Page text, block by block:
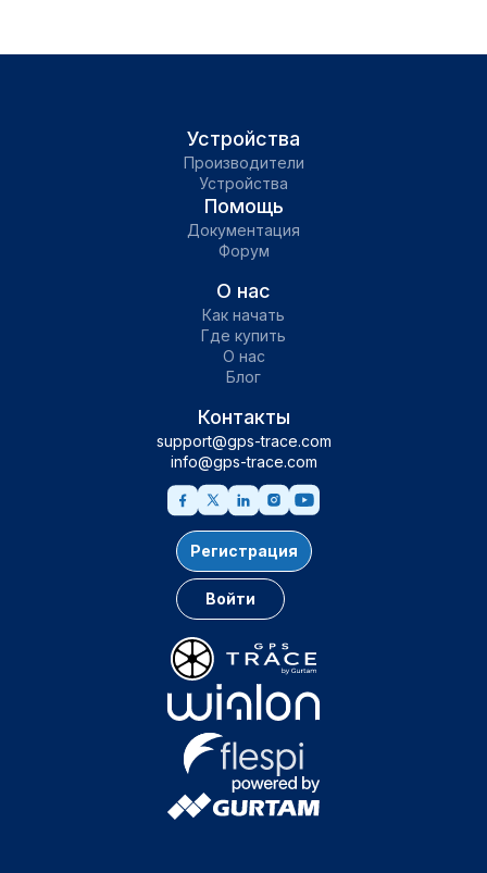
традиционному интерфейсу приложения.
Устройства
Производители
Устройства
Помощь
Документация
Форум
О нас
Как начать
Где купить
О нас
Блог
Контакты
support@gps-trace.com
info@gps-trace.com
Регистрация
Войти